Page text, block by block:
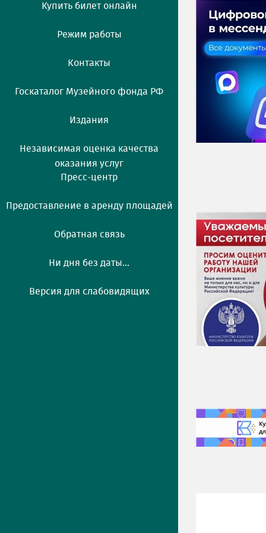
Купить билет онлайн
Режим работы
Контакты
Госкаталог Музейного фонда РФ
Издания
Независимая оценка качества
оказания услуг
Пресс-центр
Предоставление в аренду площадей
Обратная связь
Ни дня без даты...
Версия для слабовидящих